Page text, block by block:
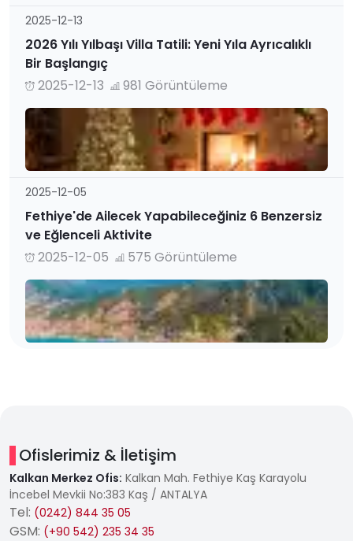
2025-12-13
2026 Yılı Yılbaşı Villa Tatili: Yeni Yıla Ayrıcalıklı
Bir Başlangıç
2025-12-13
981 Görüntüleme
2025-12-05
Fethiye'de Ailecek Yapabileceğiniz 6 Benzersiz
ve Eğlenceli Aktivite
2025-12-05
575 Görüntüleme
Ofislerimiz & İletişim
Kalkan Merkez Ofis: Kalkan Mah. Fethiye Kaş Karayolu
İncebel Mevkii No:383 Kaş / ANTALYA
Tel: (0242) 844 35 05
GSM: (+90 542) 235 34 35